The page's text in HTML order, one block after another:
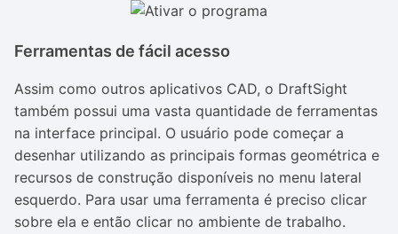
Ferramentas de fácil acesso
Assim como outros aplicativos CAD, o DraftSight
também possui uma vasta quantidade de ferramentas
na interface principal. O usuário pode começar a
desenhar utilizando as principais formas geométrica e
recursos de construção disponíveis no menu lateral
esquerdo. Para usar uma ferramenta é preciso clicar
sobre ela e então clicar no ambiente de trabalho.